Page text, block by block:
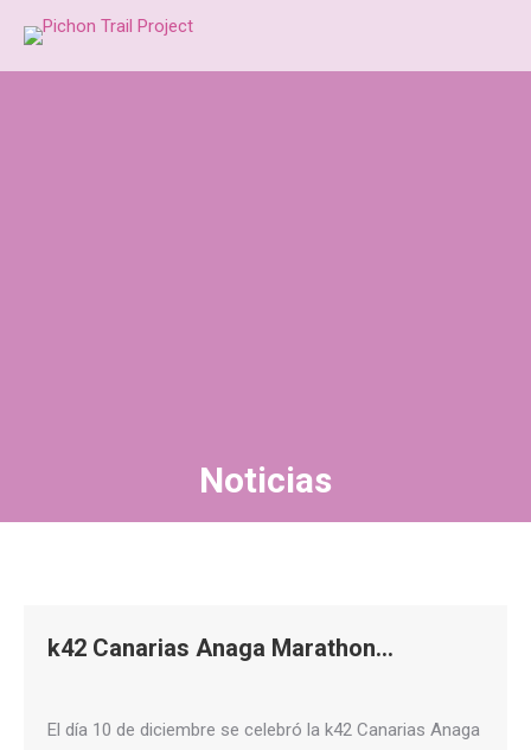
Noticias
Estás aquí:
k42 Canarias Anaga Marathon…
El día 10 de diciembre se celebró la k42 Canarias Anaga